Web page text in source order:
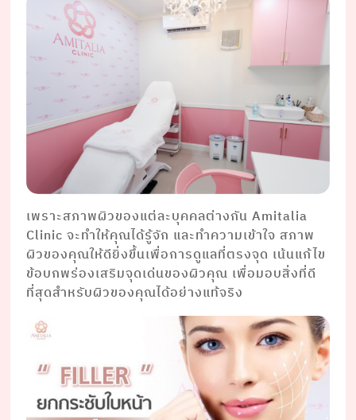
เพราะสภาพผิวของแต่ละบุคคลต่างกัน Amitalia
Clinic จะทำให้คุณได้รู้จัก และทำความเข้าใจ สภาพ
ผิวของคุณให้ดียิ่งขึ้นเพื่อการดูแลที่ตรงจุด เน้นแก้ไข
ข้อบกพร่องเสริมจุดเด่นของผิวคุณ เพื่อมอบสิ่งที่ดี
ที่สุดสำหรับผิวของคุณได้อย่างแท้จริง